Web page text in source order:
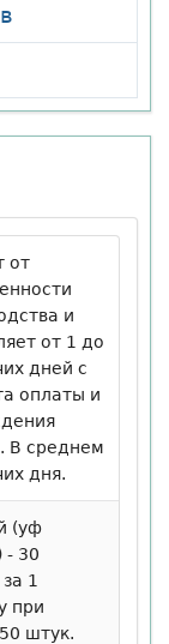
от
и
от 1 до
дней с
оплаты и
В среднем
дня.
(уф
- 30
1
при
штук.